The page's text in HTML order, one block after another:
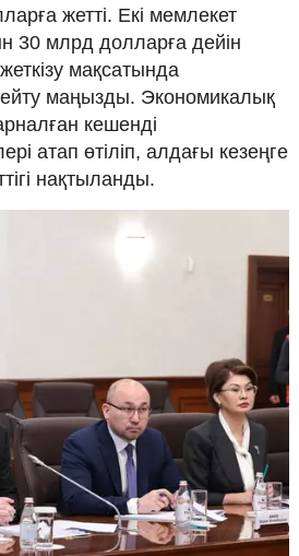
жетті. Екі мемлекет
30 млрд долларға дейін
мақсатында
маңызды. Экономикалық
кешенді
атап өтіліп, алдағы кезеңге
нақтыланды.